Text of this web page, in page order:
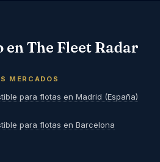
en The Fleet Radar
MERCADOS
para flotas en Madrid (España)
para flotas en Barcelona